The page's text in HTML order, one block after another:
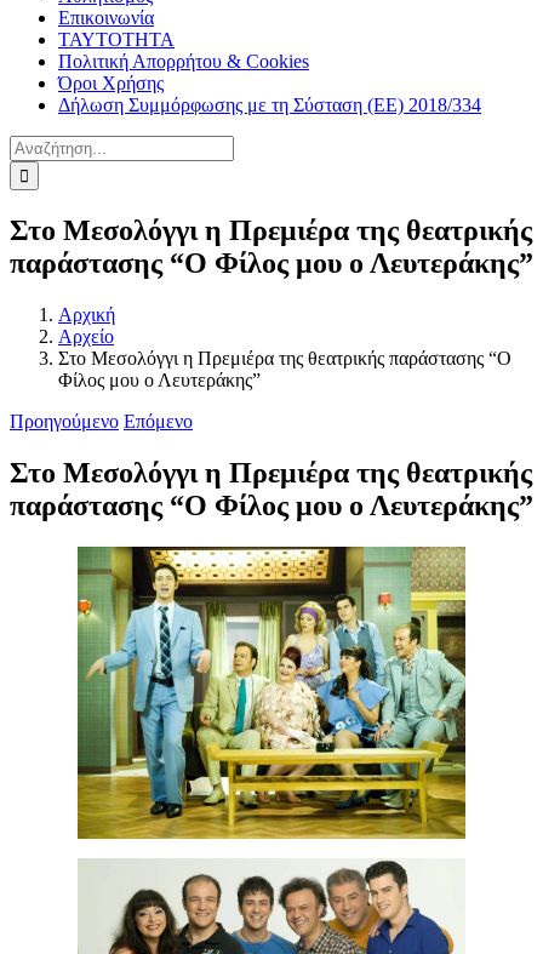
Επικοινωνία
ΤΑΥΤΟΤΗΤΑ
Πολιτική Απορρήτου & Cookies
Όροι Χρήσης
Δήλωση Συμμόρφωσης με τη Σύσταση (ΕΕ) 2018/334
Αναζήτηση
για:
Στο Μεσολόγγι η Πρεμιέρα της θεατρικής
παράστασης “Ο Φίλος μου ο Λευτεράκης”
Αρχική
Αρχείο
Στο Μεσολόγγι η Πρεμιέρα της θεατρικής παράστασης “Ο
Φίλος μου ο Λευτεράκης”
Προηγούμενο Επόμενο
Στο Μεσολόγγι η Πρεμιέρα της θεατρικής
παράστασης “Ο Φίλος μου ο Λευτεράκης”